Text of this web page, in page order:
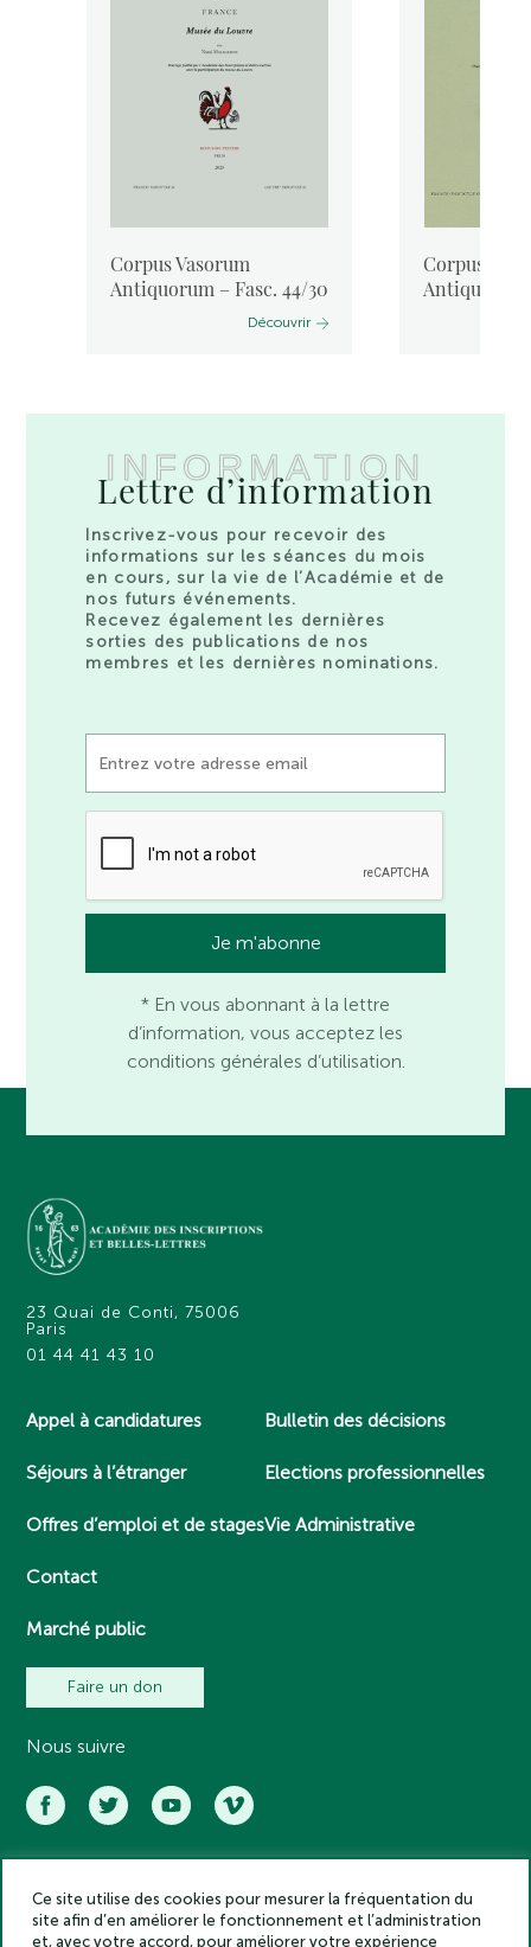
Corpus Vasorum
Antiquorum – Fasc. 44/30
Découvrir
Corpus
Antiquorum
INFORMATION
Lettre d’information
Inscrivez-vous pour recevoir des
informations sur les séances du mois
en cours, sur la vie de l’Académie et de
nos futurs événements.
Recevez également les dernières
sorties des publications de nos
membres et les dernières nominations.
* En vous abonnant à la lettre
d’information, vous acceptez les
conditions générales d’utilisation.
23 Quai de Conti, 75006
Paris
01 44 41 43 10
Appel à candidatures
Séjours à l’étranger
Offres d’emploi et de stages
Contact
Marché public
Bulletin des décisions
Elections professionnelles
Vie Administrative
Faire un don
Nous suivre
Académie des inscriptions et belles lettres – Tous droits réservés
2025
Ce site utilise des cookies pour mesurer la fréquentation du
site afin d’en améliorer le fonctionnement et l’administration
et, avec votre accord, pour améliorer votre expérience